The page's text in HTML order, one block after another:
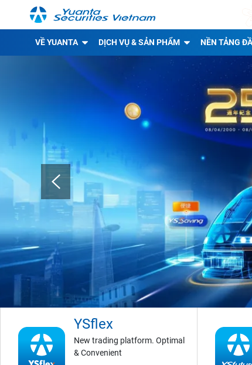
VỀ YUANTA DỊCH VỤ & SẢN PHẨM NỀN TẢNG
YSflex
New trading platform. Optimal
& Convenient